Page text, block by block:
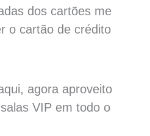
dos cartões me
o cartão de crédito
agora aproveito
VIP em todo o